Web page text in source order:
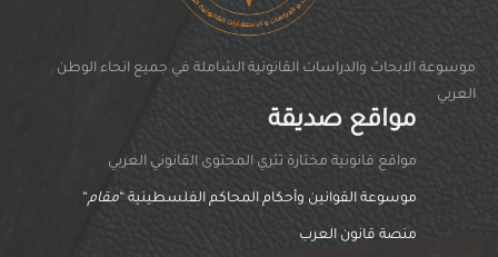
موسوعة الابحاث والدراسات القانونية الشاملة في جميع انحاء الوطن
العربي
مواقع صديقة
مواقغ قانونية مختارة تثري المحتوى القانوني العربي
موسوعة القوانين وأحكام المحاكم الفلسطينية “مقام“
منصة قانون العرب